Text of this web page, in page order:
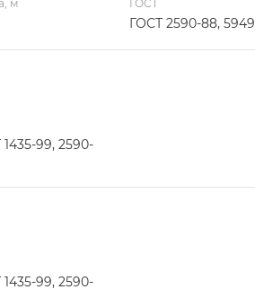
м ГОСТ
ГОСТ 2590-88, 5949_
99, 2590-
99, 2590-